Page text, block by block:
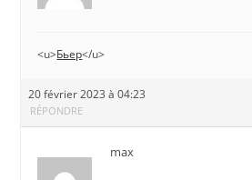
<u>Бьер</u>
20 février 2023 à 04:23
RÉPONDRE
max